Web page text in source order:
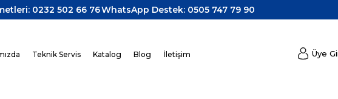
0232 502 66 76WhatsApp Destek: 0505 747 79 90
Teknik Servis Katalog Blog İletişim Üye